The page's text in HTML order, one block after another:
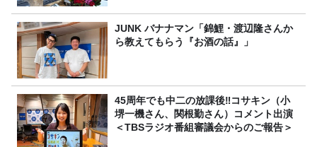
JUNK バナナマン「錦鯉・渡辺隆さんか
ら教えてもらう『お酒の話』」
45周年でも中二の放課後‼コサキン（小
堺一機さん、関根勤さん）コメント出演
＜TBSラジオ番組審議会からのご報告＞